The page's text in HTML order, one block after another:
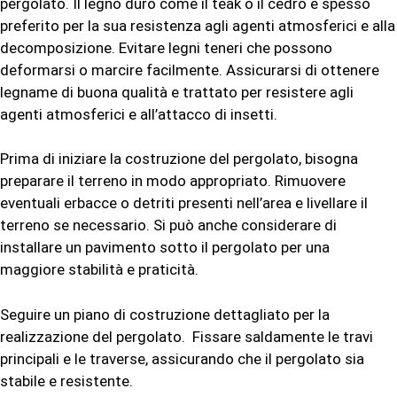
preferito per la sua resistenza agli agenti atmosferici e alla
decomposizione. Evitare legni teneri che possono
deformarsi o marcire facilmente. Assicurarsi di ottenere
legname di buona qualità e trattato per resistere agli
agenti atmosferici e all’attacco di insetti.
Prima di iniziare la costruzione del pergolato, bisogna
preparare il terreno in modo appropriato. Rimuovere
eventuali erbacce o detriti presenti nell’area e livellare il
terreno se necessario. Si può anche considerare di
installare un pavimento sotto il pergolato per una
maggiore stabilità e praticità.
Seguire un piano di costruzione dettagliato per la
realizzazione del pergolato. Fissare saldamente le travi
principali e le traverse, assicurando che il pergolato sia
stabile e resistente.